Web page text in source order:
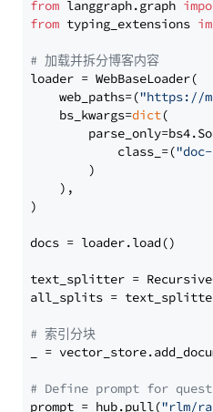
from langgraph.graph
from typing_extensions
# 加载并拆分博客内容
loader = WebBaseLoader(
    web_paths=(
"https://
    bs_kwargs=
dict(
            class_=(
        )
    ),
)
docs = loader.load()
text_splitter =
all_splits =
# 索引分块
_ =
# Define prompt for
prompt = hub.pull("rlm/